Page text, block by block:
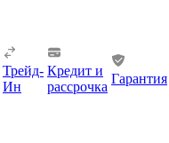
Трейд-
Ин
Кредит и
рассрочка
Гарантия